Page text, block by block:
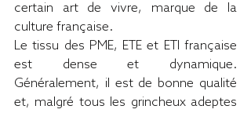
certain art de vivre, marque de la
culture française.
Le tissu des PME, ETE et ETI française
est dense et dynamique.
Généralement, il est de bonne qualité
et, malgré tous les grincheux adeptes